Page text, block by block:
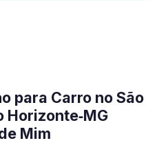
para Carro no São
Horizonte‑MG
Mim